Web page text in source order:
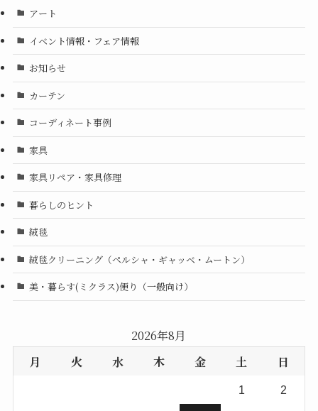
アート
イベント情報・フェア情報
お知らせ
カーテン
コーディネート事例
家具
家具リペア・家具修理
暮らしのヒント
絨毯
絨毯クリーニング（ペルシャ・ギャッベ・ムートン）
美・暮らす(ミクラス)便り（一般向け）
2026年8月
月
火 水 木 金 土 日
1 2